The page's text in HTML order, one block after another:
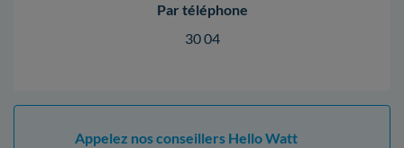
Par téléphone
30 04
Appelez nos conseillers Hello Watt